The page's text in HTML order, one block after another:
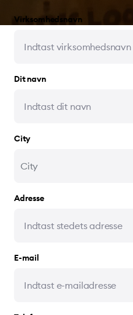
Virksomhedsnavn
Dit navn
City
City
Adresse
E-mail